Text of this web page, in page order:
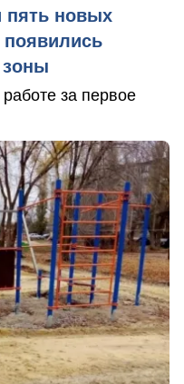
пять новых
появились
за первое